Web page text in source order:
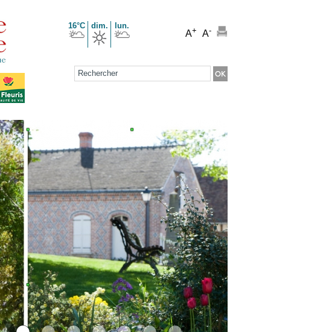
16°C dim. lun.
A+ A-
Formulaire de recherche